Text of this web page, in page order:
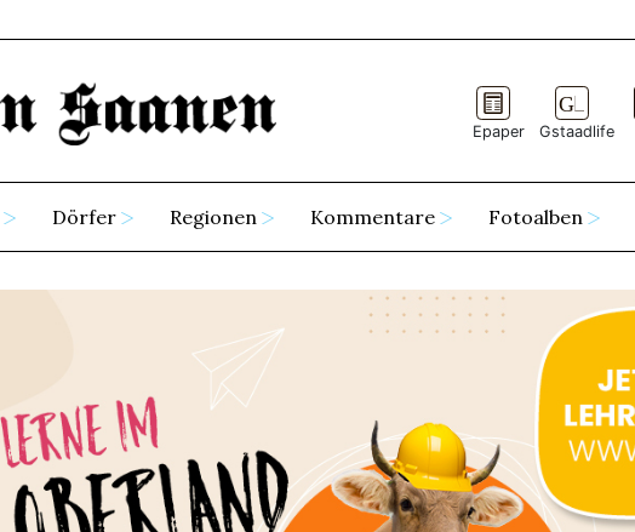
Epaper Gstaadlife
Dörfer Regionen Kommentare Fotoalben